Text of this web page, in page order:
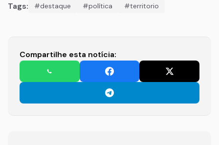
Tags: #destaque #política #territorio
Compartilhe esta notícia: